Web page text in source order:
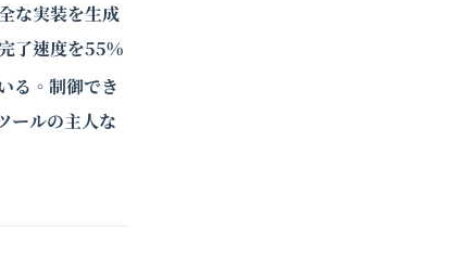
な実装を生成
了速度を55%
る。制御でき
ールの主人な